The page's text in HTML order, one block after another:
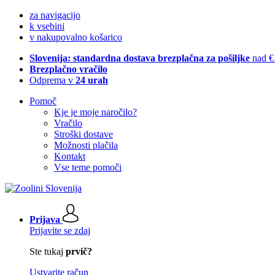
za navigacijo
k vsebini
v nakupovalno košarico
Slovenija: standardna dostava brezplačna za pošiljke nad
Brezplačno vračilo
Odprema v 24 urah
Pomoč
Kje je moje naročilo?
Vračilo
Stroški dostave
Možnosti plačila
Kontakt
Vse teme pomoči
Prijava
Prijavite se zdaj
Ste tukaj prvič?
Ustvarite račun